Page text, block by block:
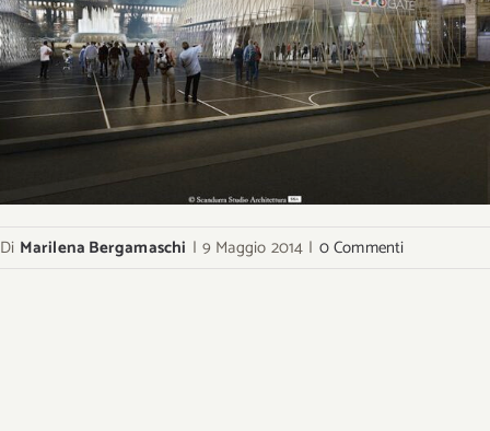
Di Marilena Bergamaschi | 9 Maggio 2014 | 0 Commenti